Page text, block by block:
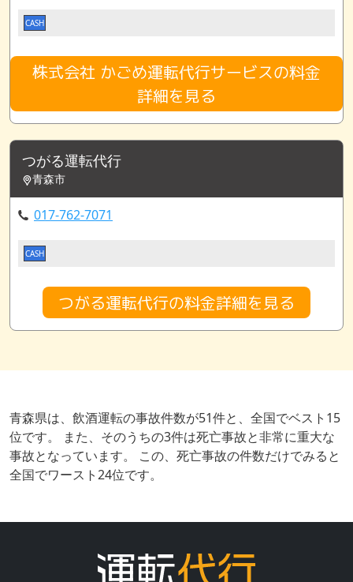
CASH
株式会社 かごめ運転代行サービスの料金
詳細を見る
つがる運転代行
青森市
017-762-7071
CASH
つがる運転代行の料金詳細を見る
青森県は、飲酒運転の事故件数が51件と、全国でベスト15
位です。 また、そのうちの3件は死亡事故と非常に重大な
事故となっています。 この、死亡事故の件数だけでみると
全国でワースト24位です。